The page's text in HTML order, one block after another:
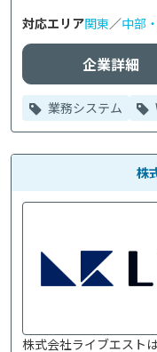
対応エリア関東／中部
企業詳細
業務システム
株
株式会社ライブエスト